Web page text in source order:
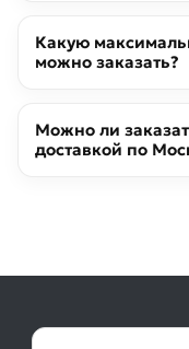
Какую
можно заказать?
Можно ли
доставкой по